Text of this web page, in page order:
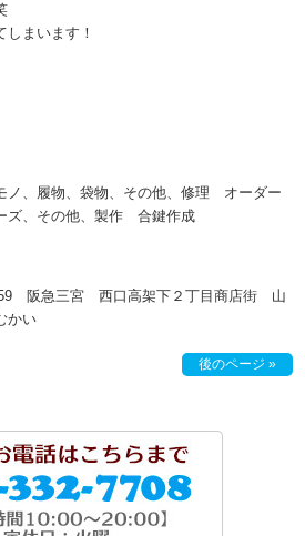
まいます！
ノ、履物、袋物、その他、修理 オーダー
ズ、その他、製作 合鍵作成
59 阪急三宮 西口高架下２丁目商店街 山
かい
後のページ »